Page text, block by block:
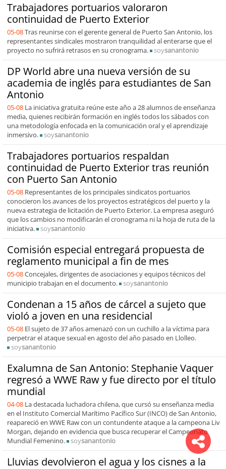
Trabajadores portuarios valoraron
continuidad de Puerto Exterior
05-08Tras reunirse con el gerente general de Puerto San Antonio, los
representantes sindicales mostraron tranquilidad al enterarse que el
proyecto no sufrirá retrasos en su cronograma.
soysanantonio
DP World abre una nueva versión de su
academia de inglés para estudiantes de San
Antonio
05-08 La iniciativa gratuita reúne este año a 28 alumnos de enseñanza
media, quienes recibirán formación en inglés todos los sábados con
una metodología enfocada en la comunicación oral y el aprendizaje
inmersivo.
soysanantonio
Trabajadores portuarios respaldan
continuidad de Puerto Exterior tras reunión
con Puerto San Antonio
05-08 Representantes de los principales sindicatos portuarios
conocieron los avances de los proyectos estratégicos del puerto y la
nueva estrategia de licitación de Puerto Exterior. La empresa aseguró
que los cambios no modificarán el cronograma ni la hoja de ruta de la
iniciativa.
soysanantonio
Comisión especial entregará propuesta de
reglamento municipal a fin de mes
05-08Concejales, dirigentes de asociaciones y equipos técnicos del
municipio trabajan en el documento.
soysanantonio
Condenan a 15 años de cárcel a sujeto que
violó a joven en una residencial
05-08 El sujeto de 37 años amenazó con un cuchillo a la víctima para
perpetrar el ataque sexual en agosto del año pasado en Llolleo.
soysanantonio
Exalumna de San Antonio: Stephanie Vaquer
regresó a WWE Raw y fue directo por el título
mundial
04-08 La destacada luchadora chilena, que cursó su enseñanza media
en el Instituto Comercial Marítimo Pacífico Sur (INCO) de San Antonio,
reapareció en WWE Raw con un contundente ataque a la campeona Liv
Morgan, dejando en evidencia que busca recuperar el Campeonato
Mundial Femenino.
soysanantonio
Lluvias devolvieron el agua y los cisnes a la